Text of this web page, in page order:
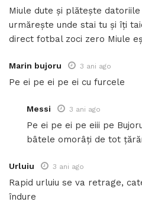
Miule dute și plătește
urmărește unde stai tu și îți
direct fotbal zoci zero Miule
Marin bujoru 3 ani ago
Pe ei pe ei pe ei cu furcele
Messi 3 ani ago
Pe ei pe ei pe eiii pe
bâtele omorâți de tot
Urluiu 3 ani ago
Rapid urluiu se va retrage,
îndure